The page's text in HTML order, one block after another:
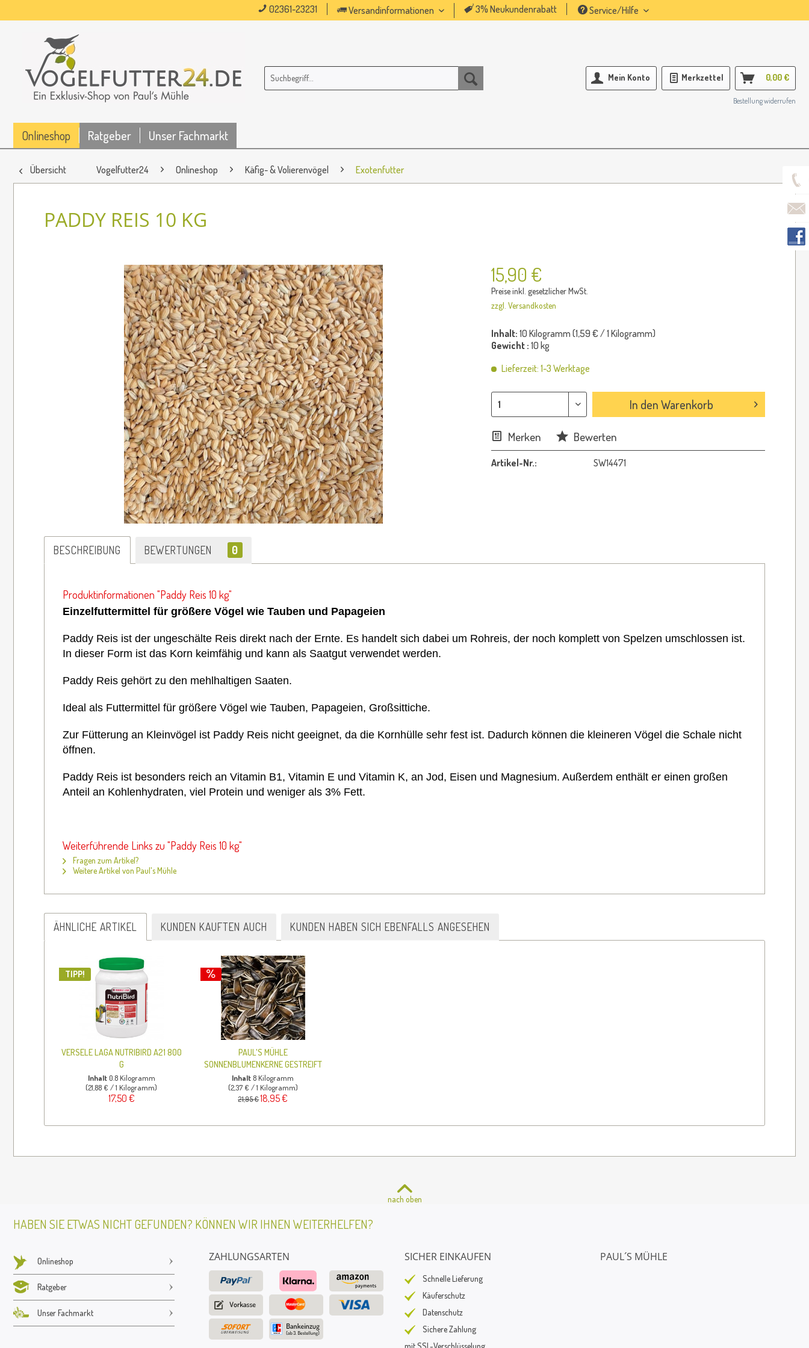
02361-23231 Versandinformationen 3% Neukundenrabatt Service/Hilfe
Mein Konto Merkzettel 0,00 €
Bestellung widerrufen
Onlineshop Ratgeber Unser Fachmarkt
Übersicht Vogelfutter24 Onlineshop Käfig- & Volierenvögel Exotenfutter
PADDY REIS 10 KG
15,90 €
Preise inkl. gesetzlicher MwSt.
zzgl. Versandkosten
Inhalt: 10 Kilogramm (1,59 € / 1 Kilogramm)
Gewicht : 10 kg
Lieferzeit: 1-3 Werktage
In denWarenkorb
Merken Bewerten
Artikel-Nr.: SW14471
BESCHREIBUNG BEWERTUNGEN 0
Produktinformationen "Paddy Reis 10 kg"
Einzelfuttermittel für größere Vögel wie Tauben und Papageien
Paddy Reis ist der ungeschälte Reis direkt nach der Ernte. Es handelt sich dabei um Rohreis, der noch komplett von Spelzen umschlossen ist.
In dieser Form ist das Korn keimfähig und kann als Saatgut verwendet werden.
Paddy Reis gehört zu den mehlhaltigen Saaten.
Ideal als Futtermittel für größere Vögel wie Tauben, Papageien, Großsittiche.
Zur Fütterung an Kleinvögel ist Paddy Reis nicht geeignet, da die Kornhülle sehr fest ist. Dadurch können die kleineren Vögel die Schale nicht
öffnen.
Paddy Reis ist besonders reich an Vitamin B1, Vitamin E und Vitamin K, an Jod, Eisen und Magnesium. Außerdem enthält er einen großen
Anteil an Kohlenhydraten, viel Protein und weniger als 3% Fett.
Weiterführende Links zu "Paddy Reis 10 kg"
Fragen zum Artikel?
Weitere Artikel von Paul's Mühle
ÄHNLICHE ARTIKEL KUNDEN KAUFTEN AUCH KUNDEN HABEN SICH EBENFALLS ANGESEHEN
TIPP!
VERSELE LAGA NUTRIBIRD A21 800
G
Inhalt0.8 Kilogramm
(21,88 € / 1 Kilogramm)
17,50 €
PAUL'S MÜHLE
SONNENBLUMENKERNE GESTREIFT
XXL 8...
Inhalt 8 Kilogramm
(2,37 € / 1 Kilogramm)
21,95 €18,95 €
nach oben
HABEN SIE ETWAS NICHT GEFUNDEN? KÖNNEN WIR IHNEN WEITERHELFEN?
Onlineshop
Ratgeber
Unser Fachmarkt
ZAHLUNGSARTEN SICHER EINKAUFEN
Schnelle Lieferung
Käuferschutz
Datenschutz
Sichere Zahlung
mit SSL-Verschlüsselung
PAUL´S MÜHLE